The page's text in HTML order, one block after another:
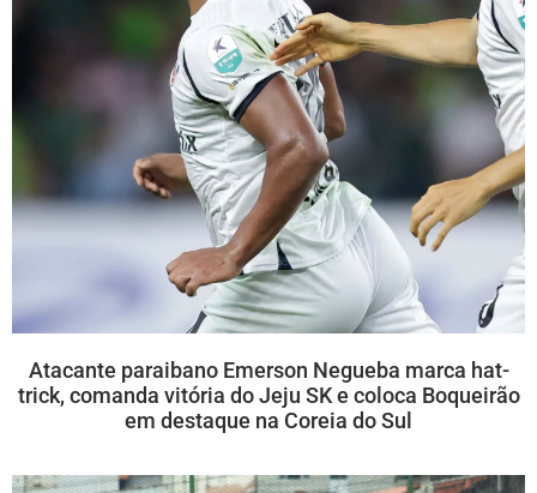
Atacante paraibano Emerson Negueba marca hat-
trick, comanda vitória do Jeju SK e coloca Boqueirão
em destaque na Coreia do Sul